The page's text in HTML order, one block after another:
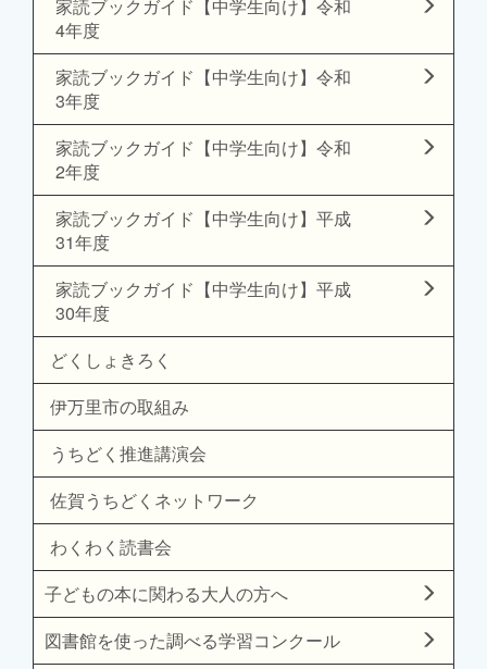
家読ブックガイド【中学生向け】令和
4年度
家読ブックガイド【中学生向け】令和
3年度
家読ブックガイド【中学生向け】令和
2年度
家読ブックガイド【中学生向け】平成
31年度
家読ブックガイド【中学生向け】平成
30年度
どくしょきろく
伊万里市の取組み
うちどく推進講演会
佐賀うちどくネットワーク
わくわく読書会
子どもの本に関わる大人の方へ
図書館を使った調べる学習コンクール